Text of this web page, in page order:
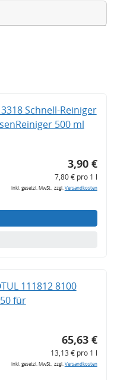
3318 Schnell-Reiniger
500 ml
3,90 €
7,80 € pro 1 l
inkl. gesetzl. MwSt., zzgl.Versandkosten
111812 8100
für
65,63 €
13,13 € pro 1 l
inkl. gesetzl. MwSt., zzgl.Versandkosten